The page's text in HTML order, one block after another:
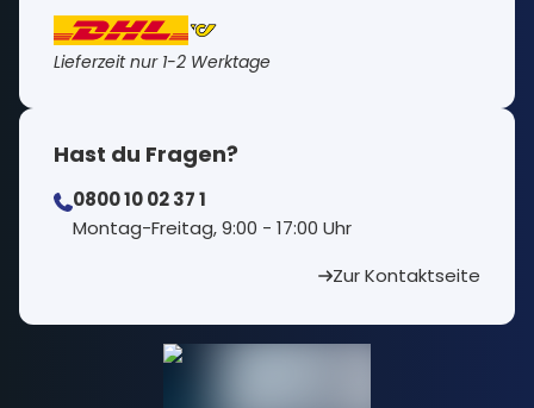
Lieferzeit nur 1-2 Werktage
Hast du Fragen?
0800 10 02 37 1
⁠Montag-Freitag, 9:00 - 17:00 Uhr
Zur Kontaktseite